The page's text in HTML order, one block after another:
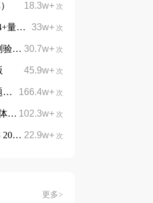
18.3w+ 次
33w+ 次
题
30.7w+ 次
版
45.9w+ 次
166.4w+ 次
免费
102.3w+ 次
免费
22.9w+ 次
题 免费
更多>